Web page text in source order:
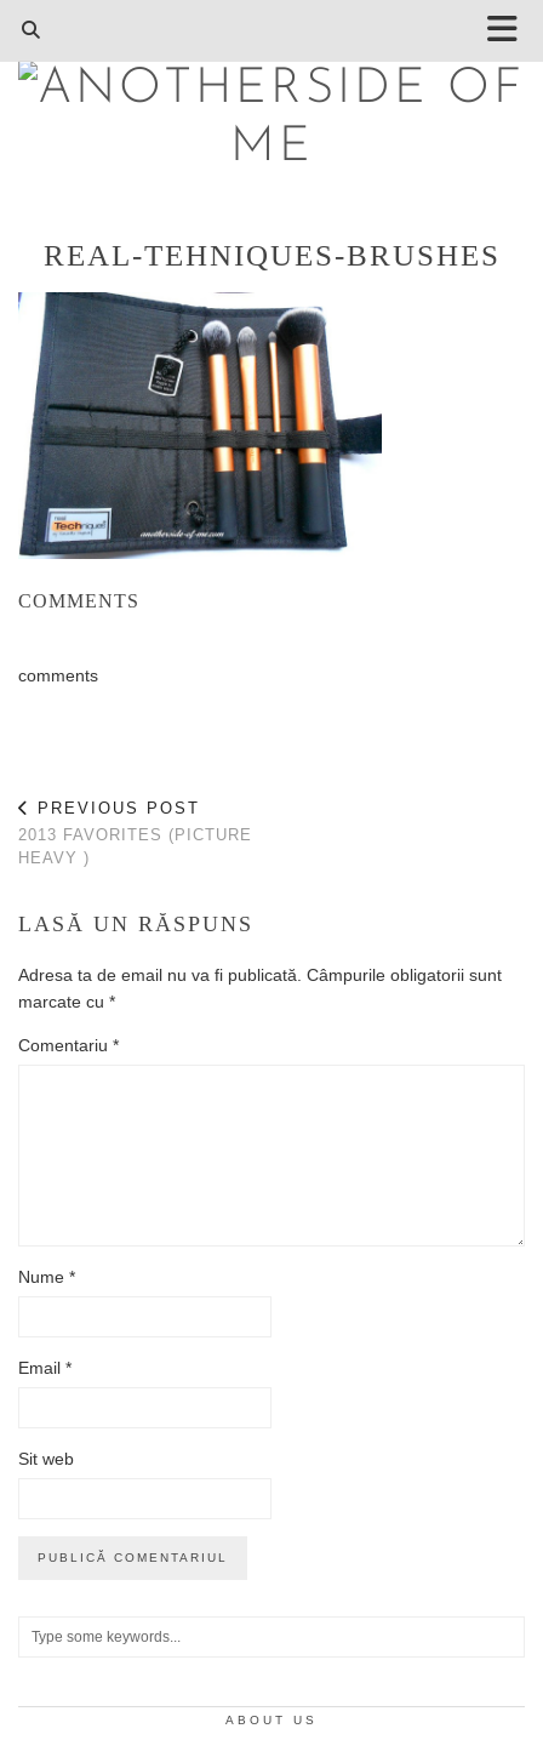
REAL-TEHNIQUES-BRUSHES
COMMENTS
comments
PREVIOUS POST
2013 FAVORITES (PICTURE
HEAVY )
LASĂ UN RĂSPUNS
Adresa ta de email nu va fi publicată. Câmpurile obligatorii sunt
marcate cu *
Comentariu *
Nume *
Email *
Sit web
ABOUT US